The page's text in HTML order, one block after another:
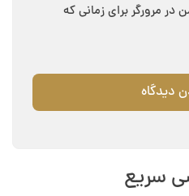
در مرورگر برای زمانی که
سریع